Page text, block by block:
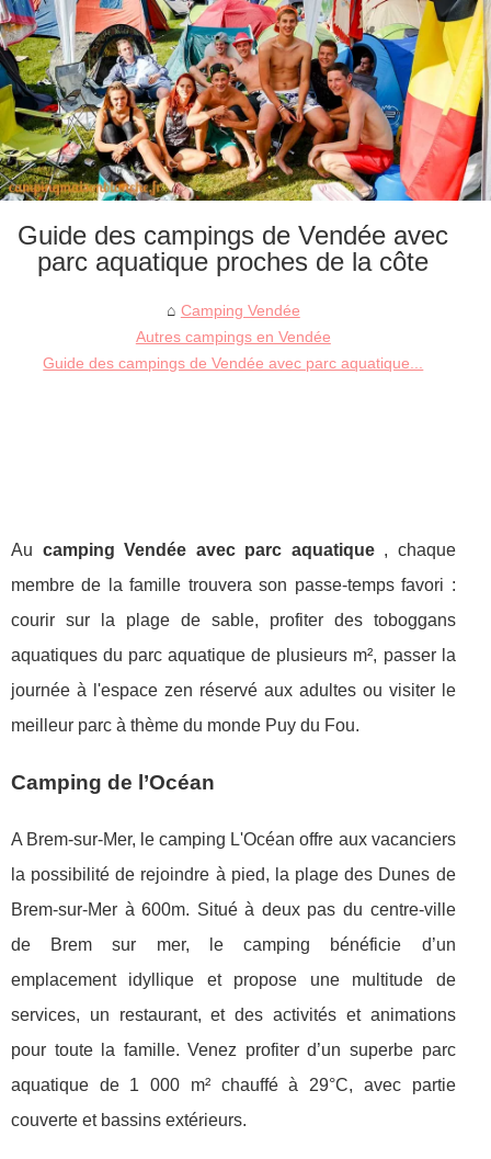
Guide des campings de Vendée avec
parc aquatique proches de la côte
Camping Vendée
Autres campings en Vendée
Guide des campings de Vendée avec parc aquatique...
Au camping Vendée avec parc aquatique, chaque
membre de la famille trouvera son passe-temps favori :
courir sur la plage de sable, profiter des toboggans
aquatiques du parc aquatique de plusieurs m², passer la
journée à l'espace zen réservé aux adultes ou visiter le
meilleur parc à thème du monde Puy du Fou.
Camping de l’Océan
A Brem-sur-Mer, le camping L'Océan offre aux vacanciers
la possibilité de rejoindre à pied, la plage des Dunes de
Brem-sur-Mer à 600m. Situé à deux pas du centre-ville
de Brem sur mer, le camping bénéficie d’un
emplacement idyllique et propose une multitude de
services, un restaurant, et des activités et animations
pour toute la famille. Venez profiter d’un superbe parc
aquatique de 1 000 m² chauffé à 29°C, avec partie
couverte et bassins extérieurs.